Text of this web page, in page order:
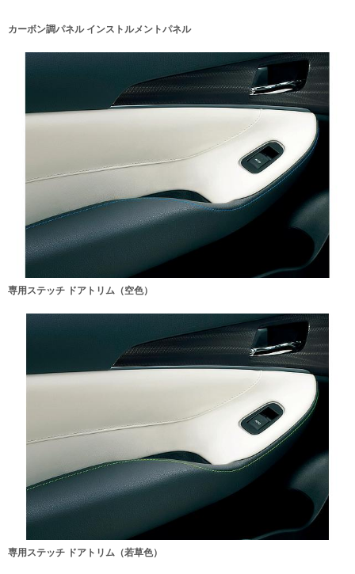
カーボン調パネル インストルメントパネル
専用ステッチ ドアトリム（空色）
専用ステッチ ドアトリム（若草色）